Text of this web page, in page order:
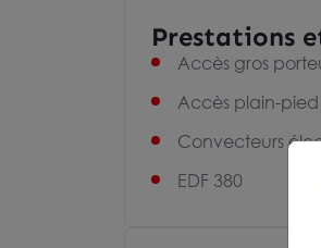
Prestations
Accès gros
Accès plain-pied
Convecteurs
EDF 380